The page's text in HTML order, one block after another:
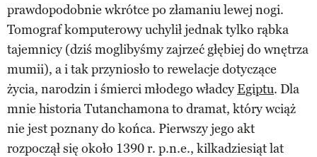
prawdopodobnie wkrótce po złamaniu lewej nogi.
Tomograf komputerowy uchylił jednak tylko rąbka
tajemnicy (dziś moglibyśmy zajrzeć głębiej do wnętrza
mumii), a i tak przyniosło to rewelacje dotyczące
życia, narodzin i śmierci młodego władcyEgiptu. Dla
mnie historia Tutanchamona to dramat, który wciąż
nie jest poznany do końca. Pierwszy jego akt
rozpoczął się około 1390 r. p.n.e., kilkadziesiąt lat